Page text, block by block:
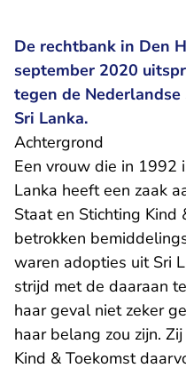
De rechtbank in Den
september 2020
tegen de
Sri Lanka.
​Achtergrond
Een vrouw die in 1992
Lanka heeft een zaak
Staat en Stichting Kind
betrokken
waren adopties uit Sri
strijd met de daaraan
haar geval niet zeker
haar belang zou zijn.
Kind & Toekomst